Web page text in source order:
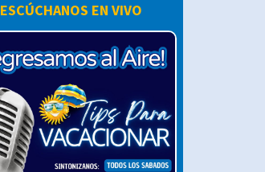
ESCÚCHANOS EN VIVO